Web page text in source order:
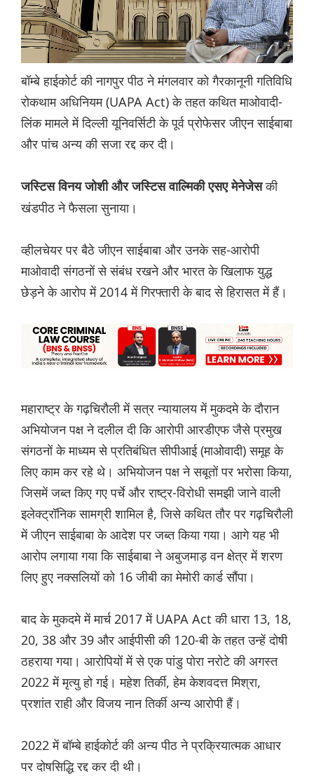
बॉम्बे हाईकोर्ट की नागपुर पीठ ने मंगलवार को गैरकानूनी गतिविधि
रोकथाम अधिनियम (UAPA Act) के तहत कथित माओवादी-
लिंक मामले में दिल्ली यूनिवर्सिटी के पूर्व प्रोफेसर जीएन साईबाबा
और पांच अन्य की सजा रद्द कर दी।
जस्टिस विनय जोशी और जस्टिस वाल्मिकी एसए मेनेजेसकी
खंडपीठ ने फैसला सुनाया।
व्हीलचेयर पर बैठे जीएन साईबाबा और उनके सह-आरोपी
माओवादी संगठनों से संबंध रखने और भारत के खिलाफ युद्ध
छेड़ने के आरोप में 2014 में गिरफ्तारी के बाद से हिरासत में हैं।
महाराष्ट्र के गढ़चिरौली में सत्र न्यायालय में मुकदमे के दौरान
अभियोजन पक्ष ने दलील दी कि आरोपी आरडीएफ जैसे प्रमुख
संगठनों के माध्यम से प्रतिबंधित सीपीआई (माओवादी) समूह के
लिए काम कर रहे थे। अभियोजन पक्ष ने सबूतों पर भरोसा किया,
जिसमें जब्त किए गए पर्चे और राष्ट्र-विरोधी समझी जाने वाली
इलेक्ट्रॉनिक सामग्री शामिल है, जिसे कथित तौर पर गढ़चिरौली
में जीएन साईबाबा के आदेश पर जब्त किया गया। आगे यह भी
आरोप लगाया गया कि साईबाबा ने अबुजमाड़ वन क्षेत्र में शरण
लिए हुए नक्सलियों को 16 जीबी का मेमोरी कार्ड सौंपा।
बाद के मुकदमे में मार्च 2017 में UAPA Act की धारा 13, 18,
20, 38 और 39 और आईपीसी की 120-बी के तहत उन्हें दोषी
ठहराया गया। आरोपियों में से एक पांडु पोरा नरोटे की अगस्त
2022 में मृत्यु हो गई। महेश तिर्की, हेम केशवदत्त मिश्रा,
प्रशांत राही और विजय नान तिर्की अन्य आरोपी हैं।
2022 में बॉम्बे हाईकोर्ट की अन्य पीठ ने प्रक्रियात्मक आधार
पर दोषसिद्धि रद्द कर दी थी।